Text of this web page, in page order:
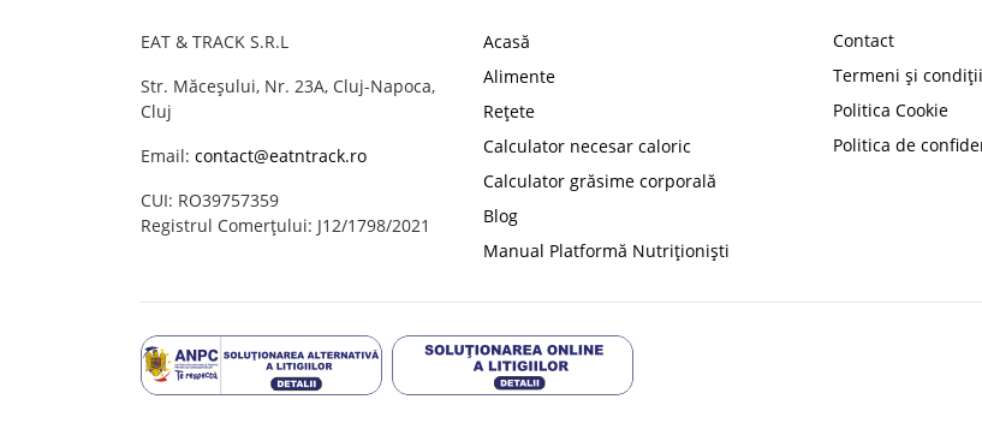
EAT & TRACK S.R.L
Str. Măceșului, Nr. 23A, Cluj-Napoca,
Cluj
Email: contact@eatntrack.ro
CUI: RO39757359
Registrul Comerțului: J12/1798/2021
Acasă
Alimente
Rețete
Calculator necesar caloric
Calculator grăsime corporală
Blog
Manual Platformă Nutriționiști
Contact
Termeni și condiții
Politica Cookie
Politica de